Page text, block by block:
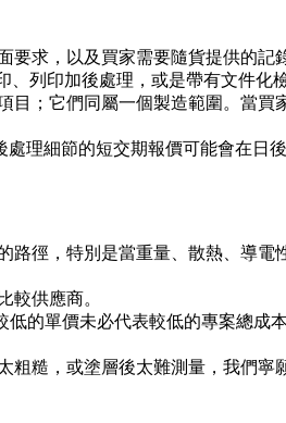
求，以及買家需要隨貨提供的記
列印加後處理，或是帶有文件化
；它們同屬一個製造範圍。當買
理細節的短交期報價可能會在日
徑，特別是當重量、散熱、導電
較供應商。
低的單價未必代表較低的專案總成
粗糙，或塗層後太難測量，我們寧